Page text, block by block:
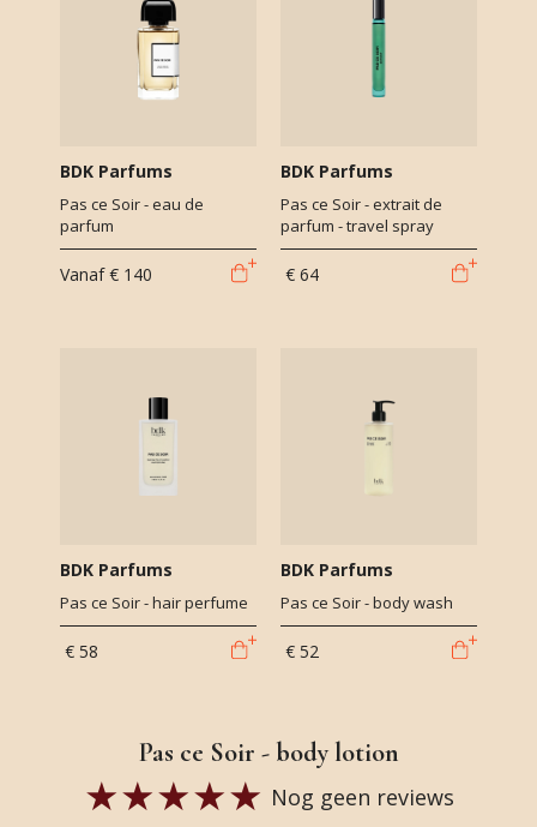
BDK Parfums
Pas ce Soir - eau de
parfum
Vanaf € 140
BDK Parfums
Pas ce Soir - extrait de
parfum - travel spray
€ 64
BDK Parfums
Pas ce Soir - hair perfume
€ 58
BDK Parfums
Pas ce Soir - body wash
€ 52
Pas ce Soir - body lotion
Nog geen reviews